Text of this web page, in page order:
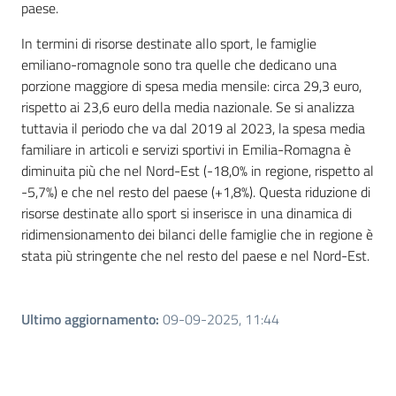
paese.
In termini di risorse destinate allo sport, le famiglie
emiliano-romagnole sono tra quelle che dedicano una
porzione maggiore di spesa media mensile: circa 29,3 euro,
rispetto ai 23,6 euro della media nazionale. Se si analizza
tuttavia il periodo che va dal 2019 al 2023, la spesa media
familiare in articoli e servizi sportivi in Emilia-Romagna è
diminuita più che nel Nord-Est (-18,0% in regione, rispetto al
-5,7%) e che nel resto del paese (+1,8%). Questa riduzione di
risorse destinate allo sport si inserisce in una dinamica di
ridimensionamento dei bilanci delle famiglie che in regione è
stata più stringente che nel resto del paese e nel Nord-Est.
Ultimo aggiornamento: 09-09-2025, 11:44